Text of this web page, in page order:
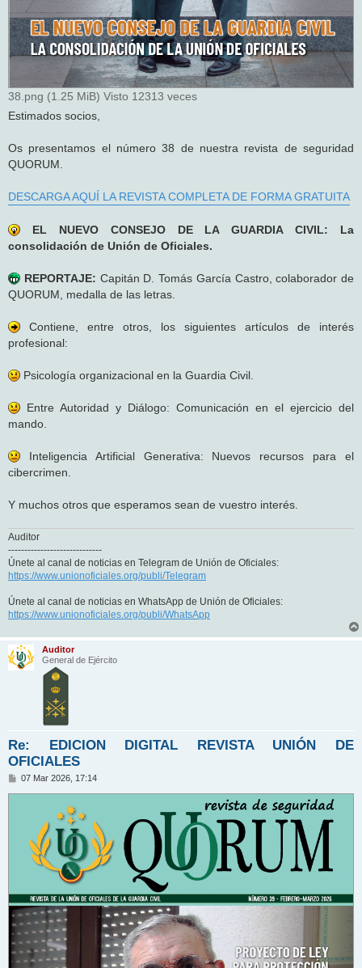
38.png (1.25 MiB) Visto 12313 veces
Estimados socios,
Os presentamos el número 38 de nuestra revista de seguridad
QUORUM.
DESCARGA AQUÍ LA REVISTA COMPLETA DE FORMA GRATUITA
EL NUEVO CONSEJO DE LA GUARDIA CIVIL: La
consolidación de Unión de Oficiales.
REPORTAJE: Capitán D. Tomás García Castro, colaborador de
QUORUM, medalla de las letras.
Contiene, entre otros, los siguientes artículos de interés
profesional:
Psicología organizacional en la Guardia Civil.
Entre Autoridad y Diálogo: Comunicación en el ejercicio del
mando.
Inteligencia Artificial Generativa: Nuevos recursos para el
cibercrimen.
Y muchos otros que esperamos sean de vuestro interés.
Auditor
-----------------------------
Únete al canal de noticias en Telegram de Unión de Oficiales:
https://www.unionoficiales.org/publi/Telegram
Únete al canal de noticias en WhatsApp de Unión de Oficiales:
https://www.unionoficiales.org/publi/WhatsApp
Auditor
General de Ejército
Re: EDICION DIGITAL REVISTA UNIÓN DE
OFICIALES
M
07 Mar 2026, 17:14